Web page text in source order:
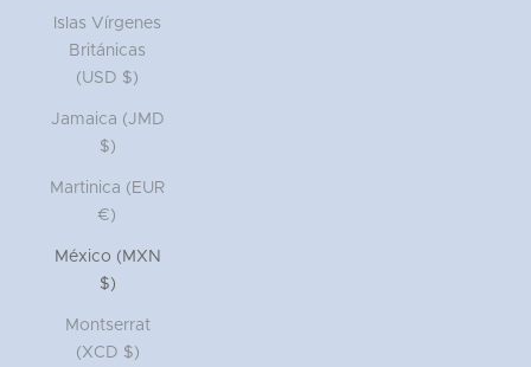
Islas Vírgenes
Británicas
(USD $)
Jamaica (JMD
$)
Martinica (EUR
€)
México (MXN
$)
Montserrat
(XCD $)